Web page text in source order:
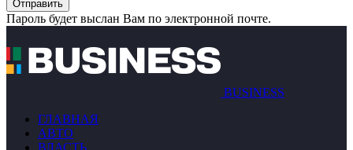
Пароль будет выслан Вам по электронной почте.
BUSINESS
ГЛАВНАЯ
АВТО
ВЛАСТЬ